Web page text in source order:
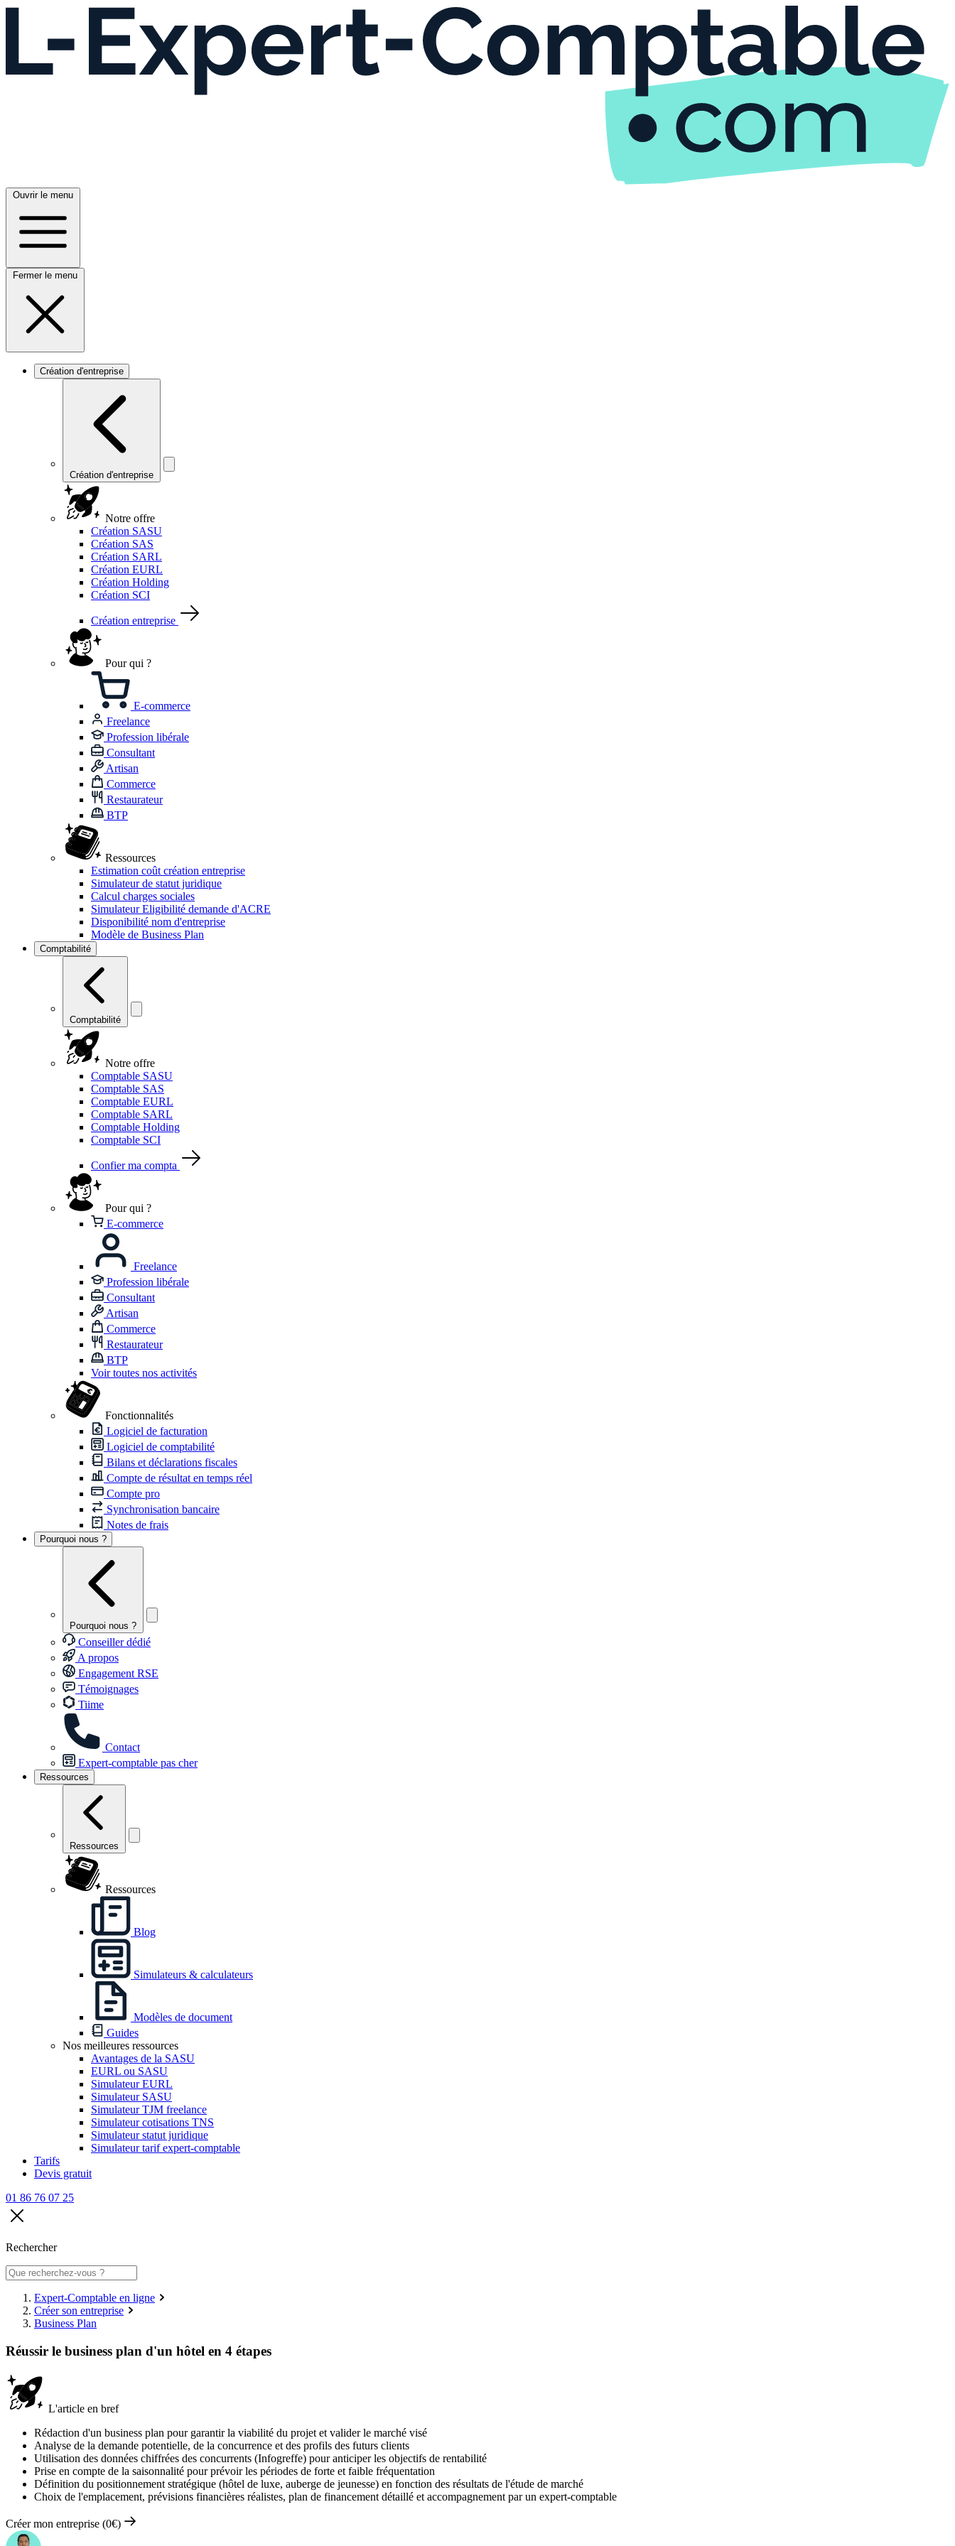
Ouvrir le menu
Fermer le menu
Création d'entreprise
Création d'entreprise
Notre offre
Création SASU
Création SAS
Création SARL
Création EURL
Création Holding
Création SCI
Création entreprise
Pour qui ?
E-commerce
Freelance
Profession libérale
Consultant
Artisan
Commerce
Restaurateur
BTP
Ressources
Estimation coût création entreprise
Simulateur de statut juridique
Calcul charges sociales
Simulateur Eligibilité demande d'ACRE
Disponibilité nom d'entreprise
Modèle de Business Plan
Comptabilité
Comptabilité
Notre offre
Comptable SASU
Comptable SAS
Comptable EURL
Comptable SARL
Comptable Holding
Comptable SCI
Confier ma compta
Pour qui ?
E-commerce
Freelance
Profession libérale
Consultant
Artisan
Commerce
Restaurateur
BTP
Voir toutes nos activités
Fonctionnalités
Logiciel de facturation
Logiciel de comptabilité
Bilans et déclarations fiscales
Compte de résultat en temps réel
Compte pro
Synchronisation bancaire
Notes de frais
Pourquoi nous ?
Pourquoi nous ?
Conseiller dédié
A propos
Engagement RSE
Témoignages
Tiime
Contact
Expert-comptable pas cher
Ressources
Ressources
Ressources
Blog
Simulateurs & calculateurs
Modèles de document
Guides
Nos meilleures ressources
Avantages de la SASU
EURL ou SASU
Simulateur EURL
Simulateur SASU
Simulateur TJM freelance
Simulateur cotisations TNS
Simulateur statut juridique
Simulateur tarif expert-comptable
Tarifs
Devis gratuit
01 86 76 07 25
Rechercher
Expert-Comptable en ligne
Créer son entreprise
Business Plan
Réussir le business plan d'un hôtel en 4 étapes
L'article en bref
Rédaction d'un business plan pour garantir la viabilité du projet et valider le marché visé
Analyse de la demande potentielle, de la concurrence et des profils des futurs clients
Utilisation des données chiffrées des concurrents (Infogreffe) pour anticiper les objectifs de rentabilité
Prise en compte de la saisonnalité pour prévoir les périodes de forte et faible fréquentation
Définition du positionnement stratégique (hôtel de luxe, auberge de jeunesse) en fonction des résultats de l'étude de marché
Choix de l'emplacement, prévisions financières réalistes, plan de financement détaillé et accompagnement par un expert-comptable
Créer mon entreprise (0€)